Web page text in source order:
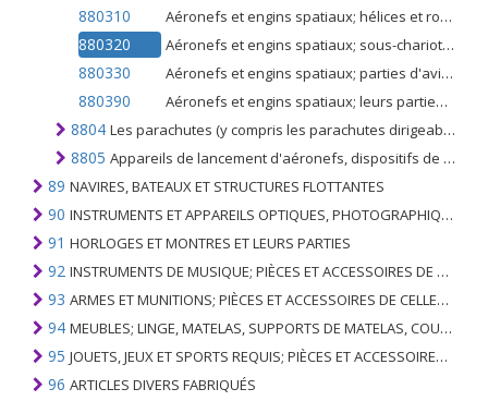
880310 Aéronefs et engins spatiaux; hélices et rotors et leurs parties
880320 Aéronefs et engins spatiaux; sous-chariots et leurs parties
880330 Aéronefs et engins spatiaux; parties d'avions ou d'hélicoptères, n.c.a. dans le n ° 8803
880390 Aéronefs et engins spatiaux; leurs parties n.c.a. au chapitre 88
8804 Les parachutes (y compris les parachutes dirigeables et les parapentes) et les rotochutes; leurs parties et accessoires
8805 Appareils de lancement d'aéronefs, dispositifs de protection de pont ou engins similaires, appareils d'entraînement au sol; parties des articles précédents
89 NAVIRES, BATEAUX ET STRUCTURES FLOTTANTES
90 INSTRUMENTS ET APPAREILS OPTIQUES, PHOTOGRAPHIQUES, CINÉMATOGRAPHIQUES, DE MESURE, DE CONTRÔLE, DE MÉDECINE OU DE CHIRURGIE; PIÈCES ET ACCESSOIRES
91 HORLOGES ET MONTRES ET LEURS PARTIES
92 INSTRUMENTS DE MUSIQUE; PIÈCES ET ACCESSOIRES DE TELS ARTICLES
93 ARMES ET MUNITIONS; PIÈCES ET ACCESSOIRES DE CELLES-CI
94 MEUBLES; LINGE, MATELAS, SUPPORTS DE MATELAS, COUSSINS ET AMEUBLEMENT SIMILAIRE FARCI; LAMPES ET RACCORDS D'ÉCLAIRAGE, N.E.C .; SIGNES LUMINEUSES, PLAQUES DE NOMS LUMINEUSES ET SIMILAIRES; BÂTIMENTS PRÉFABRIQUÉS
95 JOUETS, JEUX ET SPORTS REQUIS; PIÈCES ET ACCESSOIRES DE CELLES-CI
96 ARTICLES DIVERS FABRIQUÉS